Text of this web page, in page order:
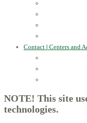
Contact | Centers and
NOTE! This site
technologies.